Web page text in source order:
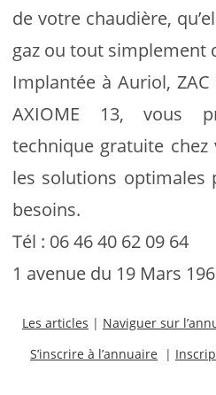
de votre chaudière,
gaz ou tout simplement
Implantée à Auriol,
AXIOME 13, vous
technique gratuite
les solutions optimales
besoins.
Tél : 06 46 40 62 09 64
1 avenue du 19 Mars
Les articles | Naviguer sur
S’inscrire à l’annuaire |